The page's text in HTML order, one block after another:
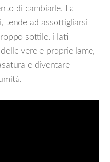
di cambiarle. La
tende ad assottigliarsi
sottile, i lati
vere e proprie lame,
e diventare